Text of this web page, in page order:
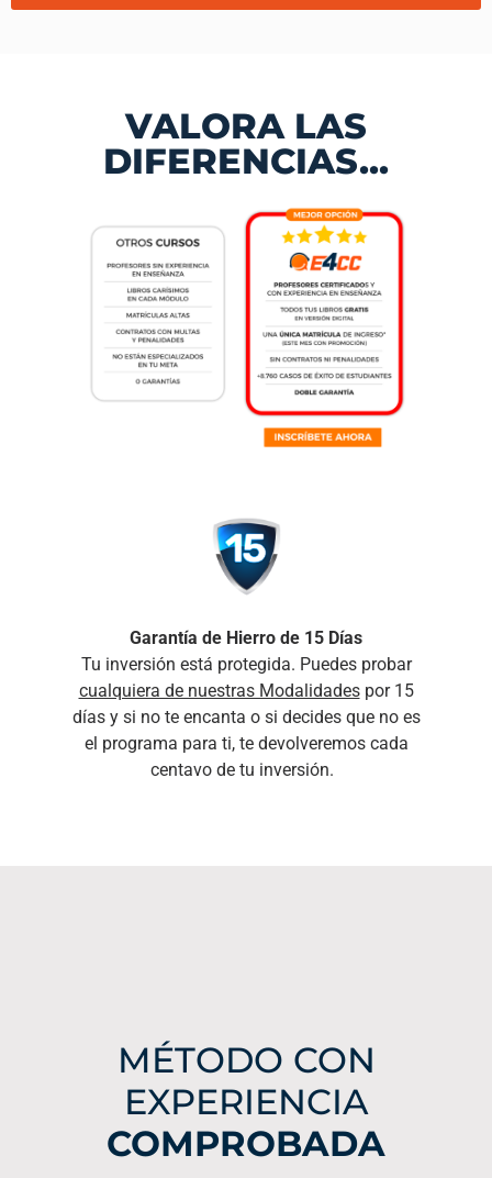
VALORA LAS
DIFERENCIAS...
Garantía de Hierro de 15 Días
Tu inversión está protegida. Puedes probar
cualquiera de nuestras Modalidadespor 15
días y si no te encanta o si decides que no es
el programa para ti, te devolveremos cada
centavo de tu inversión.
MÉTODO CON
EXPERIENCIA
COMPROBADA